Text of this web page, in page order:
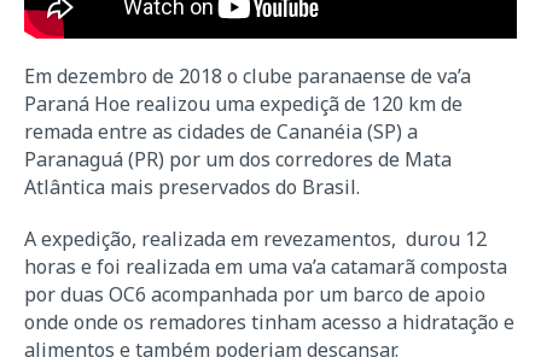
Em dezembro de 2018 o clube paranaense de va’a
Paraná Hoe realizou uma expediçã de 120 km de
remada entre as cidades de Cananéia (SP) a
Paranaguá (PR) por um dos corredores de Mata
Atlântica mais preservados do Brasil.
A expedição, realizada em revezamentos, durou 12
horas e foi realizada em uma va’a catamarã composta
por duas OC6 acompanhada por um barco de apoio
onde onde os remadores tinham acesso a hidratação e
alimentos e também poderiam descansar.